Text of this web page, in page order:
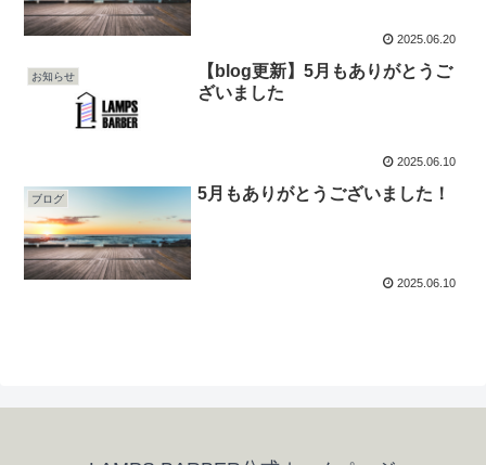
2025.06.20
お知らせ
【blog更新】5月もありがとうご
ざいました
2025.06.10
ブログ 5月もありがとうございました！
2025.06.10